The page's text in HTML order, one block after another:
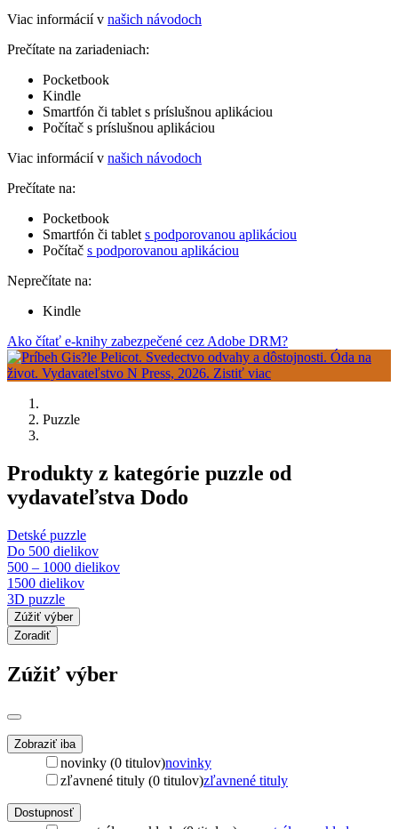
Viac informácií v našich návodoch
Prečítate na zariadeniach:
Pocketbook
Kindle
Smartfón či tablet s príslušnou aplikáciou
Počítač s príslušnou aplikáciou
Viac informácií v našich návodoch
Prečítate na:
Pocketbook
Smartfón či tablet s podporovanou aplikáciou
Počítač s podporovanou aplikáciou
Neprečítate na:
Kindle
Ako čítať e-knihy zabezpečené cez Adobe DRM?
Puzzle
Produkty z kategórie puzzle od
vydavateľstva Dodo
Detské puzzle
Do 500 dielikov
500 – 1000 dielikov
1500 dielikov
3D puzzle
Zúžiť výber
Zoradiť
Zúžiť výber
Zobraziť iba
novinky (0 titulov)novinky
zľavnené tituly (0 titulov)zľavnené tituly
Dostupnosť